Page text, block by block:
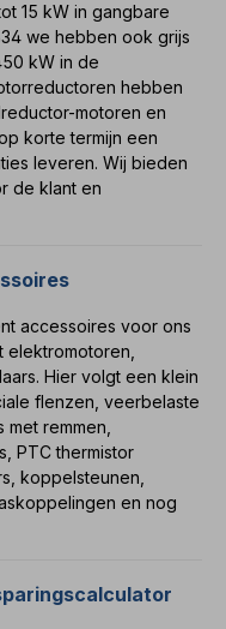
15 kW in gangbare
we hebben ook grijs
kW in de
hebben
motoren en
korte termijn een
leveren. Wij bieden
de klant en
accessoires voor ons
elektromotoren,
. Hier volgt een klein
flenzen, veerbelaste
met remmen,
, PTC thermistor
koppelsteunen,
en nog